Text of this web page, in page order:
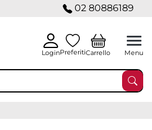
02 80886189
LoginPreferitiCarrello Menu